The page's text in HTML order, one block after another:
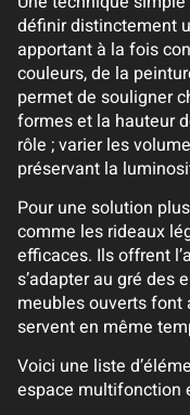
définir distinctement
apportant à la fois
couleurs, de la
permet de souligner
formes et la hauteur
rôle ; varier les
préservant la
Pour une solution
comme les rideaux
efficaces. Ils offrent
s’adapter au gré des
meubles ouverts
servent en même
Voici une liste
espace multifonction